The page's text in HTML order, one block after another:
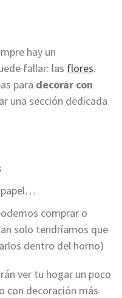
hay un
fallar: las flores.
para decorar con
una sección dedicada
papel…
comprar o
solo tendríamos que
dentro del horno)
ver tu hogar un poco
con decoración más